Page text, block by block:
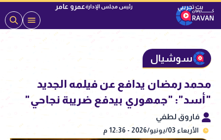
رئيس مجلس الإدارةعمرو عامر
سوشيال
محمد رمضان يدافع عن فيلمه الجديد
"أسد": "جمهوري بيدفع ضريبة نجاحي"
فاروق لطفي
الأربعاء 03/يونيو/2026 - 12:36 م